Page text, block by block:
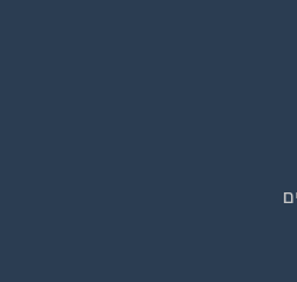
לקבוצת
בישראל
על הכפתור ושלחו בקשת הצטרפות בדף